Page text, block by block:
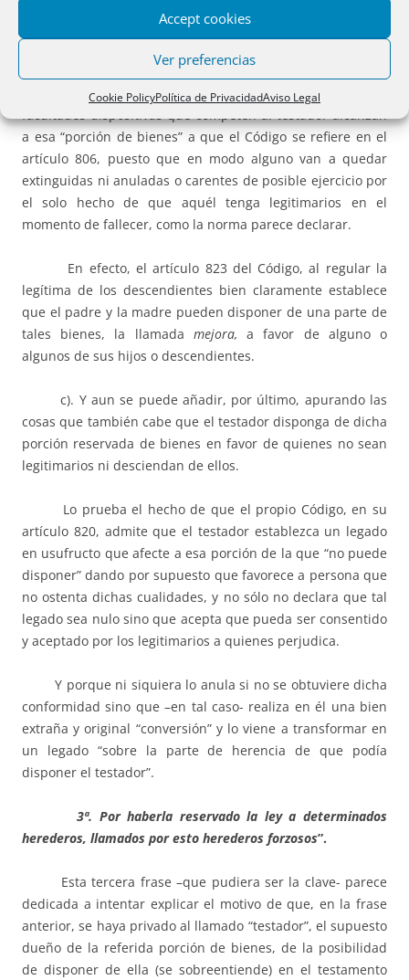
Accept cookies
Ver preferencias
Cookie PolicyPolítica de PrivacidadAviso Legal
En su artículo 667, -aunque con clara impropiedad,
testamento en un puro acto por el que el testador dispone
de sus bienes para después de su muerte. Y esas
facultades dispositivas que competen al testador alcanzan
a esa “porción de bienes” a que el Código se refiere en el
artículo 806, puesto que en modo alguno van a quedar
extinguidas ni anuladas o carentes de posible ejercicio por
el solo hecho de que aquél tenga legitimarios en el
momento de fallecer, como la norma parece declarar.
En efecto, el artículo 823 del Código, al regular la
legítima de los descendientes bien claramente establece
que el padre y la madre pueden disponer de una parte de
tales bienes, la llamada mejora,a favor de alguno o
algunos de sus hijos o descendientes.
c). Y aun se puede añadir, por último, apurando las
cosas que también cabe que el testador disponga de dicha
porción reservada de bienes en favor de quienes no sean
legitimarios ni desciendan de ellos.
Lo prueba el hecho de que el propio Código, en su
artículo 820, admite que el testador establezca un legado
en usufructo que afecte a esa porción de la que “no puede
disponer” dando por supuesto que favorece a persona que
no ostenta dichas cualidades, y no sólo no declara que tal
legado sea nulo sino que acepta que pueda ser consentido
y aceptado por los legitimarios a quienes perjudica.
Y porque ni siquiera lo anula si no se obtuviere dicha
conformidad sino que –en tal caso- realiza en él una bien
extraña y original “conversión” y lo viene a transformar en
un legado “sobre la parte de herencia de que podía
disponer el testador”.
3ª. Por haberla reservado la ley a determinados
herederos, llamados por esto herederos forzosos”.
Esta tercera frase –que pudiera ser la clave- parece
dedicada a intentar explicar el motivo de que, en la frase
anterior, se haya privado al llamado “testador”, el supuesto
dueño de la referida porción de bienes, de la posibilidad
de disponer de ella (se sobreentiende) en el testamento